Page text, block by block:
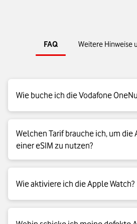
FAQ Weitere Hinweise
Wie buche ich die Vodafone
Unser BusinessTeam informiert Sie
Vodafone OneNumber eSIM. Oder Sie
persönliche Ansprechperson. Oder Sie
unserer Business Premium Shops.
Weitere Infos zur eSIM
Welchen Tarif brauche ich, um die
einer eSIM zu nutzen?
Red Business Prime-Tarif.
Weitere Infos zuRed Business
Wie aktiviere ich die Apple Watch?